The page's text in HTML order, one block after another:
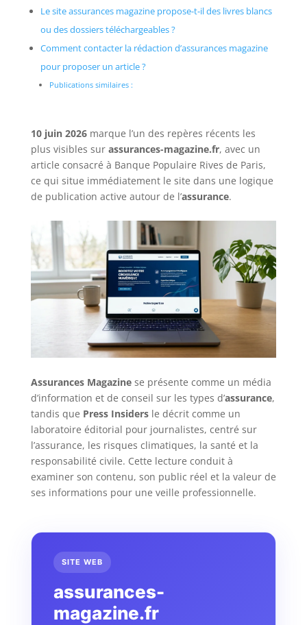
Le site assurances magazine propose-t-il des livres blancs
ou des dossiers téléchargeables ?
Comment contacter la rédaction d’assurances magazine
pour proposer un article ?
Publications similaires :
10 juin 2026marque l’un des repères récents les
plus visibles sur assurances-magazine.fr, avec un
article consacré à Banque Populaire Rives de Paris,
ce qui situe immédiatement le site dans une logique
de publication active autour de l’assurance.
Assurances Magazinese présente comme un média
d’information et de conseil sur les types d’assurance,
tandis que Press Insidersle décrit comme un
laboratoire éditorial pour journalistes, centré sur
l’assurance, les risques climatiques, la santé et la
responsabilité civile. Cette lecture conduit à
examiner son contenu, son public réel et la valeur de
ses informations pour une veille professionnelle.
SITE WEB
assurances-
magazine.fr